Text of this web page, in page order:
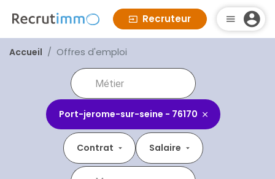
Recruteur
Accueil Offres d'emploi
Port-jerome-sur-seine - 76170
Contrat Salaire